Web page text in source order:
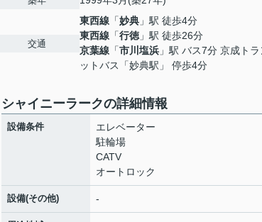
交通
東西線 「妙典 」駅 徒歩4分
東西線 「行徳 」駅 徒歩26分
京葉線 「市川塩浜 」駅 バス7分 京成トラ
ットバス「妙典駅」 停歩4分
シャイニーラークの詳細情報
設備条件
エレベーター
駐輪場
CATV
オートロック
設備(その他) -